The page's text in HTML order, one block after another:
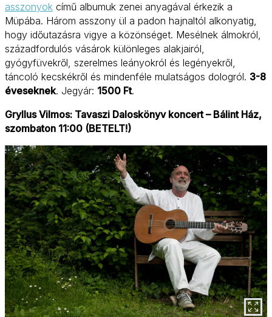
asszonyok című albumuk zenei anyagával érkezik a
Müpába. Három asszony ül a padon hajnaltól alkonyatig,
hogy időutazásra vigye a közönséget. Mesélnek álmokról,
századfordulós vásárok különleges alakjairól,
gyógyfüvekről, szerelmes leányokról és legényekről,
táncoló kecskékről és mindenféle mulatságos dologról. 3-8
éveseknek. Jegyár: 1500 Ft.
Gryllus Vilmos: Tavaszi Daloskönyv koncert – Bálint Ház,
szombaton 11:00 (BETELT!)